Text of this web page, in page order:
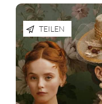
TEILEN